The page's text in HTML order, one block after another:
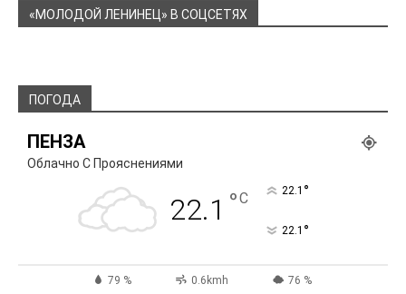
«МОЛОДОЙ ЛЕНИНЕЦ» В СОЦСЕТЯХ
ПОГОДА
ПЕНЗА
Облачно С Прояснениями
22.1 °C 22.1 °
22.1 °
79 % 0.6kmh 76 %